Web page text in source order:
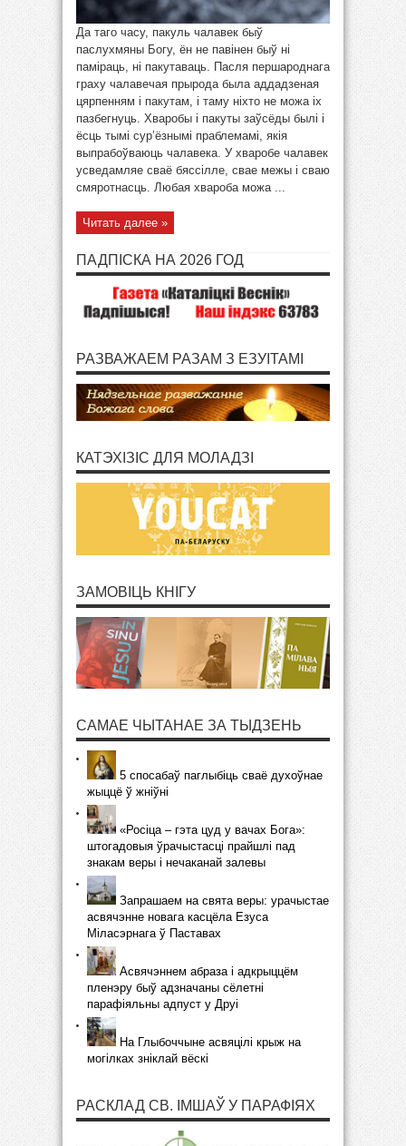
Да таго часу, пакуль чалавек быў
паслухмяны Богу, ён не павінен быў ні
паміраць, ні пакутаваць. Пасля першароднага
граху чалавечая прырода была аддадзеная
цярпенням і пакутам, і таму ніхто не можа іх
пазбегнуць. Хваробы і пакуты заўсёды былі і
ёсць тымі сур’ёзнымі праблемамі, якія
выпрабоўваюць чалавека. У хваробе чалавек
усведамляе сваё бяссілле, свае межы і сваю
смяротнасць. Любая хвароба можа ...
Читать далее »
ПАДПІСКА НА 2026 ГОД
РАЗВАЖАЕМ РАЗАМ З ЕЗУІТАМІ
КАТЭХІЗІС ДЛЯ МОЛАДЗІ
ЗАМОВІЦЬ КНІГУ
САМАЕ ЧЫТАНАЕ ЗА ТЫДЗЕНЬ
5 спосабаў паглыбіць сваё духоўнае
жыццё ў жніўні
«Росіца – гэта цуд у вачах Бога»:
штогадовыя ўрачыстасці прайшлі пад
знакам веры і нечаканай залевы
Запрашаем на свята веры: урачыстае
асвячэнне новага касцёла Езуса
Міласэрнага ў Паставах
Асвячэннем абраза і адкрыццём
пленэру быў адзначаны сёлетні
парафіяльны адпуст у Друі
На Глыбоччыне асвяцілі крыж на
могілках зніклай вёскі
РАСКЛАД СВ. ІМШАЎ У ПАРАФІЯХ